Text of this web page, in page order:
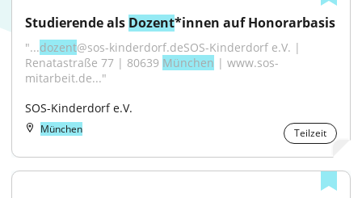
Studierende als Dozent*innen auf Honorarbasis
"...dozent@sos-kinderdorf.deSOS-Kinderdorf e.V. |
Renatastraße 77 | 80639 München | www.sos-
mitarbeit.de..."
SOS-Kinderdorf e.V.
München Teilzeit